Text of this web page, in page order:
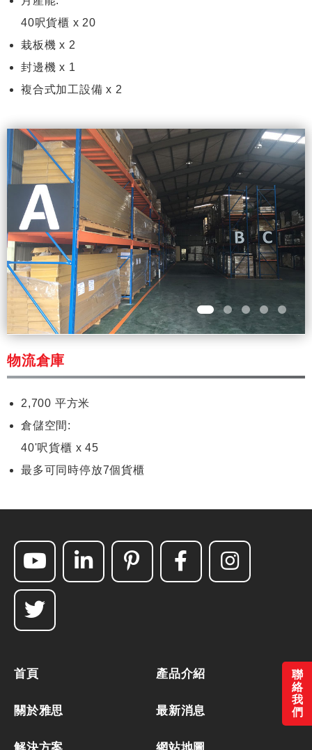
40呎貨櫃 x 20
栽板機 x 2
封邊機 x 1
複合式加工設備 x 2
物流倉庫
2,700 平方米
倉儲空間:
40'呎貨櫃 x 45
最多可同時停放7個貨櫃
聯
絡
我
們
首頁
關於雅思
解決方案
產品介紹
最新消息
網站地圖